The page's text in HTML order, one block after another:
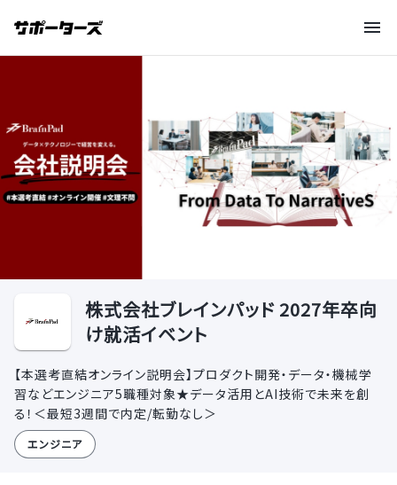
株式会社ブレインパッド 2027年卒向
け就活イベント
【本選考直結オンライン説明会】プロダクト開発・データ・機械学
習などエンジニア5職種対象★データ活用とAI技術で未来を創
る！＜最短3週間で内定/転勤なし＞
エンジニア